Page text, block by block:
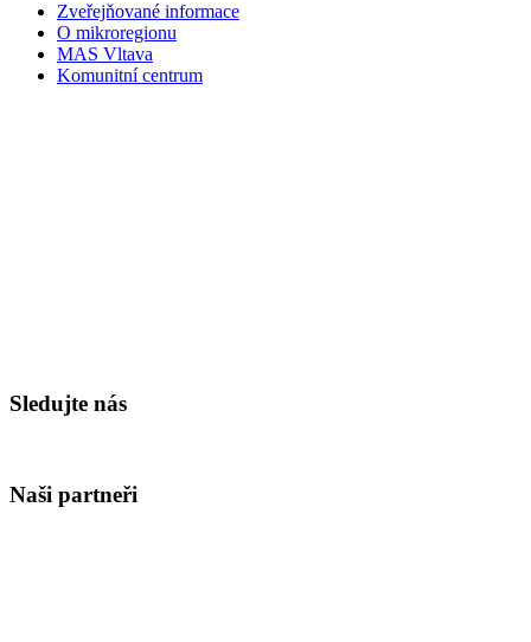
Zveřejňované informace
O mikroregionu
MAS Vltava
Komunitní centrum
Sledujte nás
Naši partneři